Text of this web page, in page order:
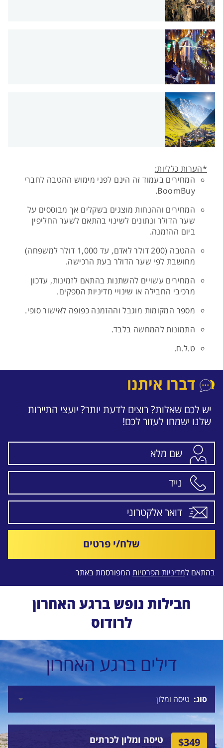
*הערות כלליות:
המחירים בעמוד זה הינם לפני מימוש ההטבה לחברי
BoomBuy.
המחירים וההנחות מוצגים בשקלים אך מבוססים על
שער הדולר ונתונים לשינוי בהתאם לשער החליפין
ביום ההזמנה.
ההטבה (200 דולר לאדם, עד 1,000 דולר למשפחה)
מחושבת לפי שער הדולר בעת הרכישה.
המחירים עשויים להשתנות בהתאם לזמינות, עדכון
מרכיבי החבילה או שינויי מדיניות הספקים.
מספר המקומות מוגבל וההזמנה כפופה לאישור סופי.
התמונות להמחשה בלבד.
ט.ל.ח.
דברו איתנו
יש לכם שאלות? רוצים לדעת יותר? יועצי התיירות
שלנו ישמחו לעזור לכם!
שלח/י פרטים
בהתאם למדיניות הפרטיות המפורסמת באתר
חבילות נופש ברגע האחרון
לרודוס
דילים ברגע האחרון
סוג
$349 טיסה ומלון לכרתים